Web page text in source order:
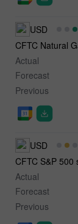
USD
CFTC Natural
Actual
Forecast
Previous
USD
CFTC S&P 500
Actual
Forecast
Previous